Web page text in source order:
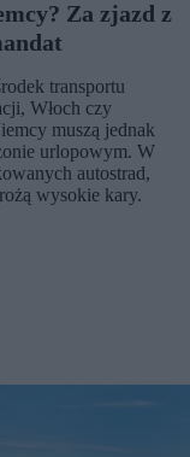
Za zjazd z
transportu
Włoch czy
muszą jednak
urlopowym. W
autostrad,
wysokie kary.